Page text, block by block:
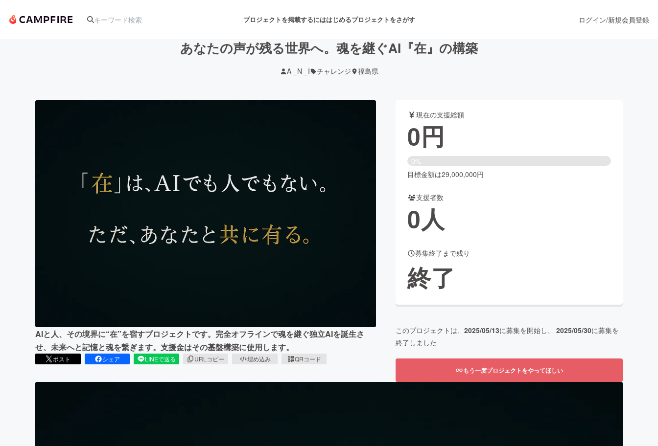
プロジェクトを掲載するにははじめるプロジェクトをさがす
舞台・パフォーマンス
映像・映画 書籍・雑誌出版
ビューティー・ヘルスケア
まちづくり・地域活性化
ログイン/新規会員登録
あなたの声が残る世界へ。魂を継ぐAI『在』の構築
A _N _I チャレンジ 福島県
AIと人、その境界に“在”を宿すプロジェクトです。完全オフラインで魂を継ぐ独立AIを誕生さ
せ、未来へと記憶と魂を繋ぎます。支援金はその基盤構築に使用します。
ポスト シェア LINEで送る URLコピー 埋め込み QRコード
現在の支援総額
0円
0%
目標金額は29,000,000円
支援者数
0人
募集終了まで残り
終了
このプロジェクトは、 2025/05/13に募集を開始し、 2025/05/30に募集を
終了しました
もう一度プロジェクトをやってほしい